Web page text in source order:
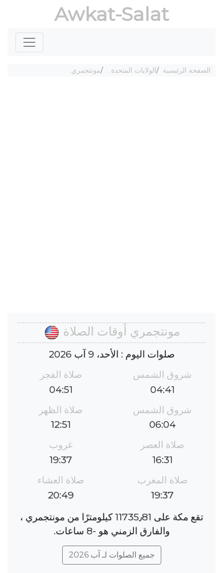
Awkat-Salat
الصفحة الرئيسية الولايات المتحدة مونتجمري
مونتجمري أوقات الصلاة
صلوات اليوم : الأحد، 9 آب 2026
شروق الشمس
04:41
صلاة الفجر
04:51
شروق الشمس
06:04
صلاة الظهر
12:51
صلاة العصر
16:31
غروب
19:37
صلاة المغرب
19:37
صلاة العشاء
20:49
تقع مكة على 11735٫81 كيلومترًا من مونتجمري ،
والفارق الزمني هو ؜-8 ساعات.
جميع الصلوات لـ آب 2026